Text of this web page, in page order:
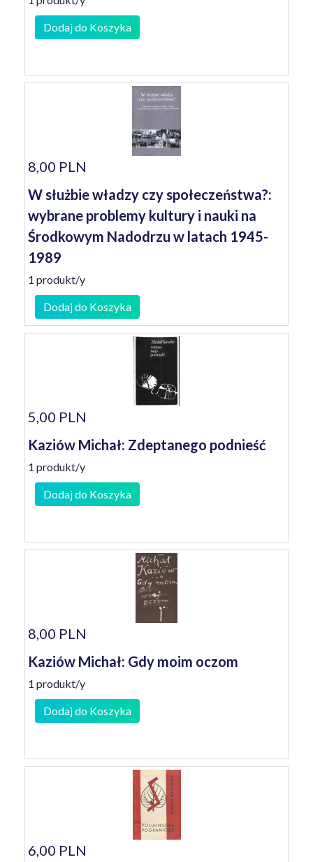
Dodaj do Koszyka
8,00 PLN
W służbie władzy czy społeczeństwa?:
wybrane problemy kultury i nauki na
Środkowym Nadodrzu w latach 1945-
1989
1 produkt/y
Dodaj do Koszyka
5,00 PLN
Kaziów Michał: Zdeptanego podnieść
1 produkt/y
Dodaj do Koszyka
8,00 PLN
Kaziów Michał: Gdy moim oczom
1 produkt/y
Dodaj do Koszyka
6,00 PLN